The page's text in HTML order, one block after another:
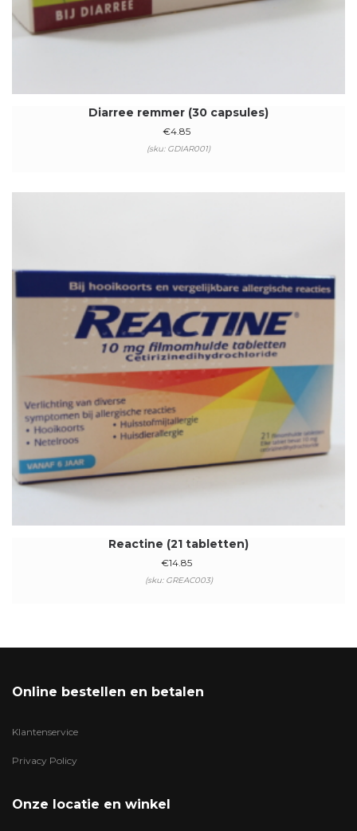
Diarree remmer (30 capsules)
€4.85
(sku: GDIAR001)
Reactine (21 tabletten)
€14.85
(sku: GREAC003)
Online bestellen en betalen
Klantenservice
Privacy Policy
Onze locatie en winkel